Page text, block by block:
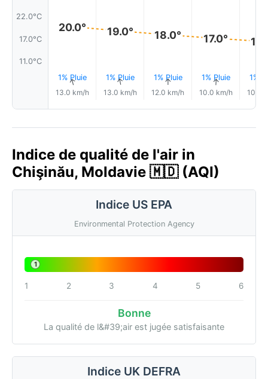
22.0°C
17.0°C
11.0°C
20.0°
1% Pluie
↑
13.0 km/h
19.0°
1% Pluie
↑
13.0 km/h
18.0°
1% Pluie
↑
12.0 km/h
17.0°
1% Pluie
↑
10.0 km/h
1%
10.0
Indice de qualité de l'air in
Chişinău, Moldavie 🇲🇩 (AQI)
Indice US EPA
Environmental Protection Agency
1
1 2 3 4 5 6
Bonne
La qualité de l&#39;air est jugée satisfaisante
Indice UK DEFRA